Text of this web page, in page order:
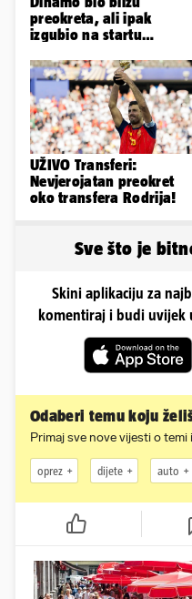
preokreta, ali ipak
izgubio na startu
UŽIVO Transferi:
Nevjerojatan preokret
oko transfera Rodrija!
Sve što je
Skini aplikaciju za
komentiraj i budi uvijek
Odaberi temu koju
Primaj sve nove vijesti o temi
oprez dijete auto